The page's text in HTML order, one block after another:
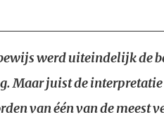
werd uiteindelijk de
Maar juist de
van één van de meest